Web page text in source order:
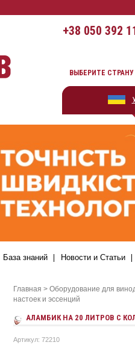
+38 050 392
ВЫБЕРИТЕ СТРАНУ
База знаний Новости и Статьи
Главная > Оборудование для
настоек и эссенций
АЛАМБИК НА 20 ЛИТРОВ С
Артикул: 72210